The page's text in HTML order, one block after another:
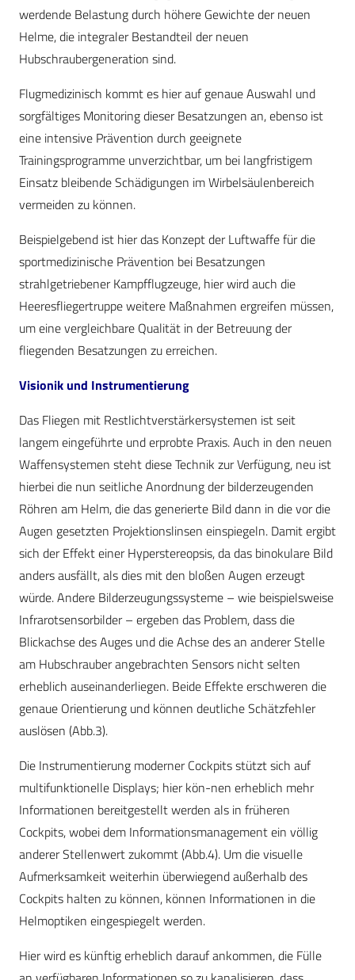
werdende Belastung durch höhere Gewichte der neuen
Helme, die integraler Bestandteil der neuen
Hubschraubergeneration sind.
Flugmedizinisch kommt es hier auf genaue Auswahl und
sorgfältiges Monitoring dieser Besatzungen an, ebenso ist
eine intensive Prävention durch geeignete
Trainingsprogramme unverzichtbar, um bei langfristigem
Einsatz bleibende Schädigungen im Wirbelsäulenbereich
vermeiden zu können.
Beispielgebend ist hier das Konzept der Luftwaffe für die
sportmedizinische Prävention bei Besatzungen
strahlgetriebener Kampfflugzeuge, hier wird auch die
Heeresfliegertruppe weitere Maßnahmen ergreifen müssen,
um eine vergleichbare Qualität in der Betreuung der
fliegenden Besatzungen zu erreichen.
Visionik und Instrumentierung
Das Fliegen mit Restlichtverstärkersystemen ist seit
langem eingeführte und erprobte Praxis. Auch in den neuen
Waffensystemen steht diese Technik zur Verfügung, neu ist
hierbei die nun seitliche Anordnung der bilderzeugenden
Röhren am Helm, die das generierte Bild dann in die vor die
Augen gesetzten Projektionslinsen einspiegeln. Damit ergibt
sich der Effekt einer Hyperstereopsis, da das binokulare Bild
anders ausfällt, als dies mit den bloßen Augen erzeugt
würde. Andere Bilderzeugungssysteme – wie beispielsweise
Infrarotsensorbilder – ergeben das Problem, dass die
Blickachse des Auges und die Achse des an anderer Stelle
am Hubschrauber angebrachten Sensors nicht selten
erheblich auseinanderliegen. Beide Effekte erschweren die
genaue Orientierung und können deutliche Schätzfehler
auslösen (Abb.3).
Die Instrumentierung moderner Cockpits stützt sich auf
multifunktionelle Displays; hier kön-nen erheblich mehr
Informationen bereitgestellt werden als in früheren
Cockpits, wobei dem Informationsmanagement ein völlig
anderer Stellenwert zukommt (Abb.4). Um die visuelle
Aufmerksamkeit weiterhin überwiegend außerhalb des
Cockpits halten zu können, können Informationen in die
Helmoptiken eingespiegelt werden.
Hier wird es künftig erheblich darauf ankommen, die Fülle